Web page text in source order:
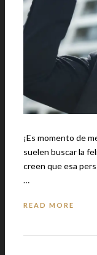
¡Es momento de mejorar
suelen buscar la
creen que esa
…
READ MORE